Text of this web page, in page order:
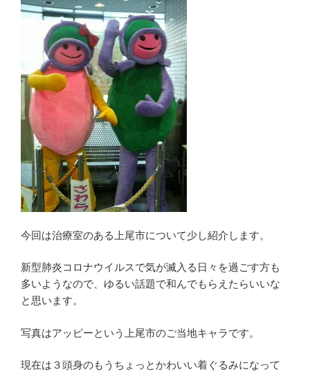
今回は治療室のある上尾市について少し紹介します。
新型肺炎コロナウイルスで気が滅入る日々を過ごす方も
多いようなので、ゆるい話題で和んでもらえたらいいな
と思います。
写真はアッピーという上尾市のご当地キャラです。
現在は３頭身のもうちょっとかわいい着ぐるみになって